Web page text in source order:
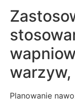
Planowanie